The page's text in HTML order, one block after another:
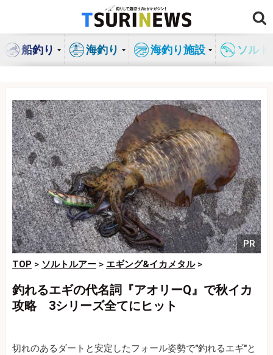
ン
船釣り 海釣り 海釣り施設 ソル
PR
TOP > ソルトルアー > エギング&イカメタル>
釣れるエギの代名詞『アオリーQ』で秋イカ
攻略 3シリーズ全てにヒット
切れのあるダートと安定したフォール姿勢で"釣れるエギ"と